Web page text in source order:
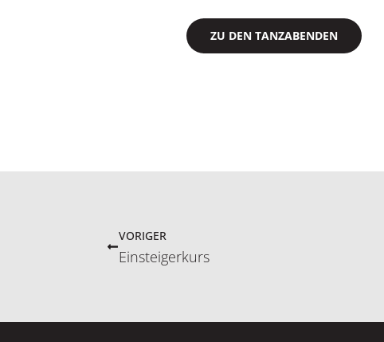
ZU DEN TANZABENDEN
VORIGER
Einsteigerkurs